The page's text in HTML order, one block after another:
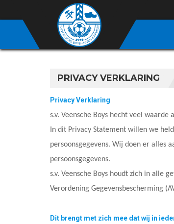
PRIVACY VERKLARING
Privacy Verklaring
s.v. Veensche Boys hecht veel waarde
In dit Privacy Statement willen we
persoonsgegevens. Wij doen er alles
persoonsgegevens.
s.v. Veensche Boys houdt zich in alle
Verordening Gegevensbescherming
Dit brengt met zich mee dat wij in